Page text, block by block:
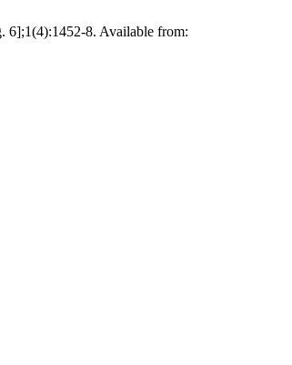
6];1(4):1452-8. Available from: